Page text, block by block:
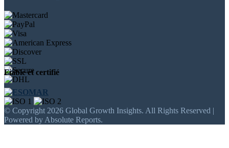
Fiable et certifié
© Copyright 2026 Global Growth Insights. All Rights Reserved |
Powered by Absolute Reports.